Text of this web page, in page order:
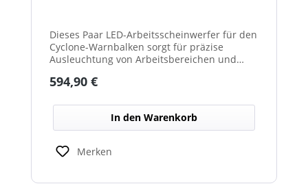
Dieses Paar LED-Arbeitsscheinwerfer für den
Cyclone-Warnbalken sorgt für präzise
Ausleuchtung von Arbeitsbereichen und
schlechten Lichtverhältnissen.
Regulärer Preis:
594,90 €
In den Warenkorb
Merken